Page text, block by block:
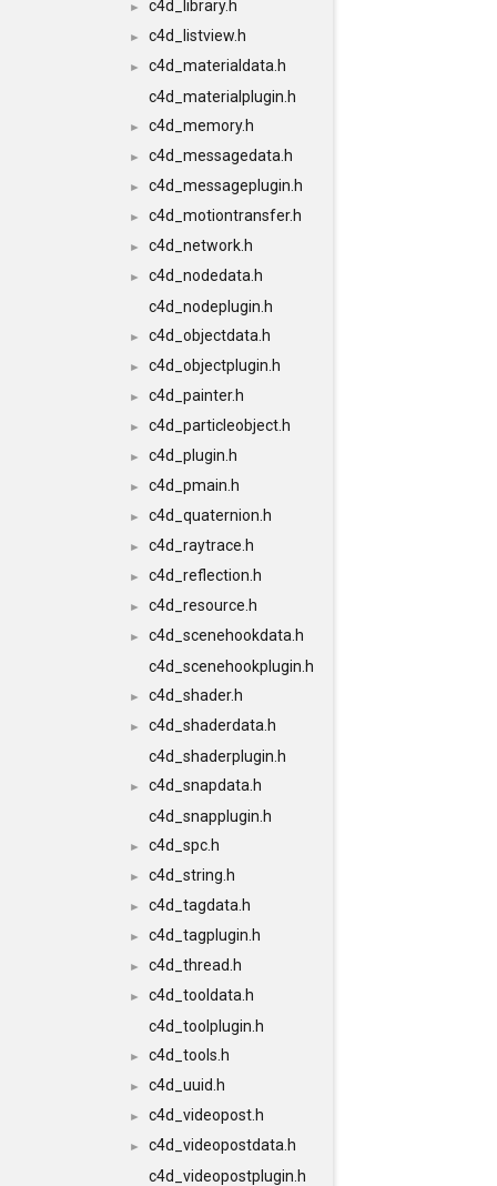
► c4d_library.h
► c4d_listview.h
►
c4d_materialdata.h
c4d_materialplugin.h
► c4d_memory.h
► c4d_messagedata.h
► c4d_messageplugin.h
► c4d_motiontransfer.h
► c4d_network.h
►
c4d_nodedata.h
c4d_nodeplugin.h
► c4d_objectdata.h
► c4d_objectplugin.h
► c4d_painter.h
► c4d_particleobject.h
► c4d_plugin.h
► c4d_pmain.h
► c4d_quaternion.h
► c4d_raytrace.h
► c4d_reflection.h
► c4d_resource.h
►
c4d_scenehookdata.h
c4d_scenehookplugin.h
► c4d_shader.h
►
c4d_shaderdata.h
c4d_shaderplugin.h
►
c4d_snapdata.h
c4d_snapplugin.h
► c4d_spc.h
► c4d_string.h
► c4d_tagdata.h
► c4d_tagplugin.h
► c4d_thread.h
►
c4d_tooldata.h
c4d_toolplugin.h
► c4d_tools.h
► c4d_uuid.h
► c4d_videopost.h
►
c4d_videopostdata.h
c4d_videopostplugin.h